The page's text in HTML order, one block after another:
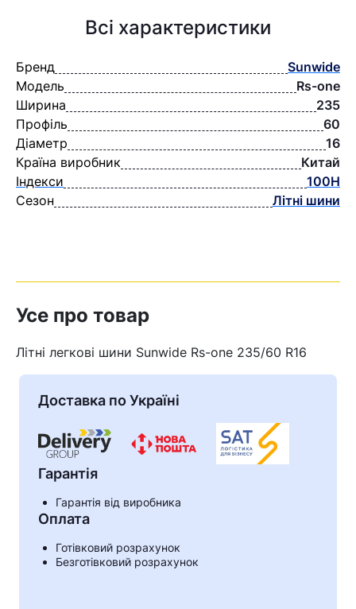
Кошик
Всі характеристики
Бренд
Sunwide
Модель
Rs-one
Ширина
235
Профіль
60
Діаметр
16
Країна виробник
Китай
Індекси
100H
Сезон
Літні шини
Усе про товар
Літні легкові шини Sunwide Rs-one 235/60 R16
Доставка по Україні
Гарантія
Гарантія від виробника
Оплата
Готівковий розрахунок
Безготівковий розрахунок